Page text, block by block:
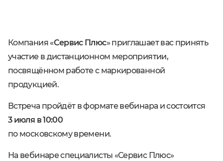
Компания «Сервис Плюс» приглашает вас принять
участие в дистанционном мероприятии,
посвящённом работе с маркированной
продукцией.
Встреча пройдёт в формате вебинара и состоится
3 июля в 10:00
по московскому времени.
На вебинаре специалисты «Сервис Плюс»